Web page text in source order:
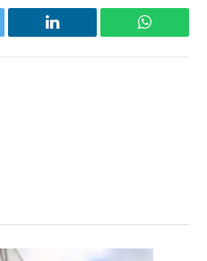
LinkedIn